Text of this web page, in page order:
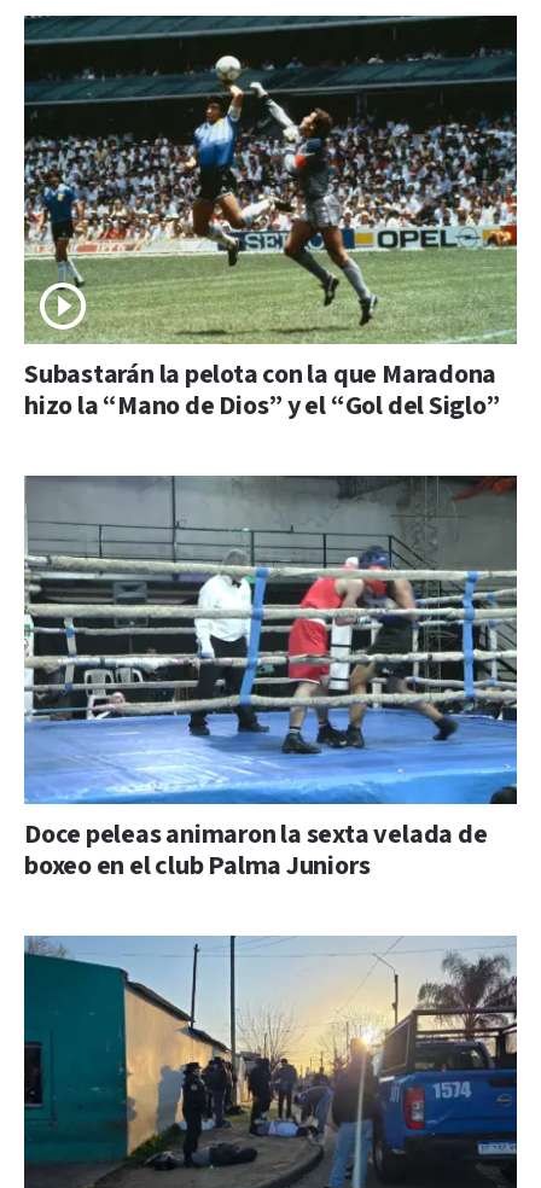
Subastarán la pelota con la que Maradona
hizo la “Mano de Dios” y el “Gol del Siglo”
Doce peleas animaron la sexta velada de
boxeo en el club Palma Juniors